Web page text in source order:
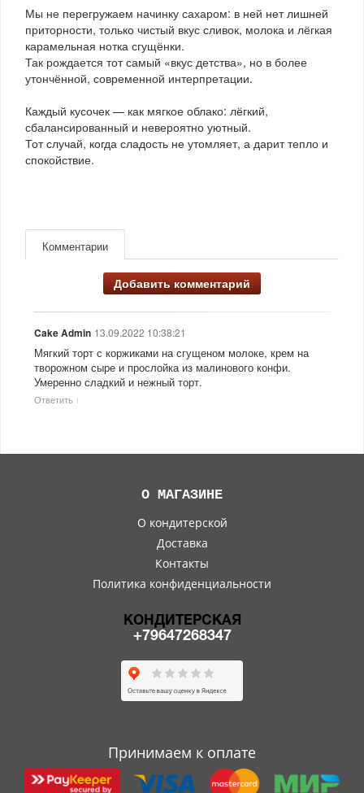
Мы не перегружаем начинку сахаром: в ней нет лишней
приторности, только чистый вкус сливок, молока и лёгкая
карамельная нотка сгущёнки.
Так рождается тот самый «вкус детства», но в более
утончённой, современной интерпретации.
Каждый кусочек — как мягкое облако: лёгкий,
сбалансированный и невероятно уютный.
Тот случай, когда сладость не утомляет, а дарит тепло и
спокойствие.
Комментарии
Добавить комментарий
Cake Admin 13.09.2022 10:38:21
Мягкий торт с коржиками на сгущеном молоке, крем на
творожном сыре и прослойка из малинового конфи.
Умеренно сладкий и нежный торт.
Ответить
О МАГАЗИНЕ
О кондитерской
Доставка
Контакты
Политика конфиденциальности
КОНДИТЕРСКАЯ
+79647268347
Принимаем к оплате